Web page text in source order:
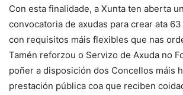
Con esta finalidade, a Xunta ten aberta
convocatoria de axudas para crear ata
con requisitos máis flexibles que nas
Tamén reforzou o Servizo de Axuda no
poñer a disposición dos Concellos máis
prestación pública coa que reciben